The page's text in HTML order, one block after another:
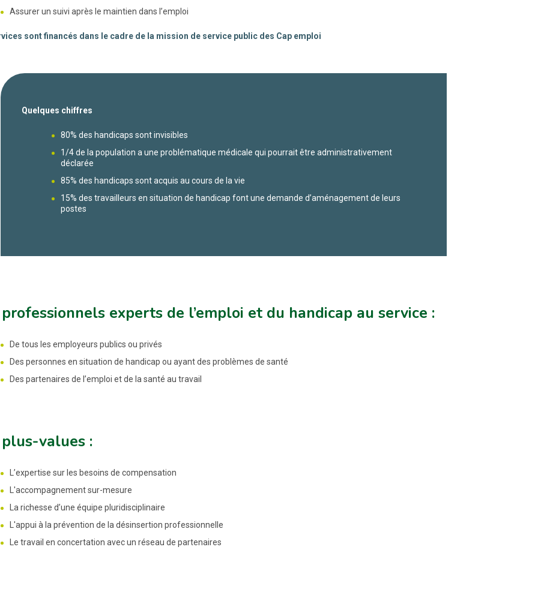
Assurer un suivi après le maintien dans l’emploi
sont financés dans le cadre de la mission de service public des Cap emploi
Quelques chiffres
80% des handicaps sont invisibles
1/4 de la population a une problématique médicale qui pourrait être administrativement
déclarée
85% des handicaps sont acquis au cours de la vie
15% des travailleurs en situation de handicap font une demande d’aménagement de leurs
postes
experts de l’emploi et du handicap au service :
De tous les employeurs publics ou privés
Des personnes en situation de handicap ou ayant des problèmes de santé
Des partenaires de l’emploi et de la santé au travail
values :
L’expertise sur les besoins de compensation
L'accompagnement sur-mesure
La richesse d’une équipe pluridisciplinaire
L'appui à la prévention de la désinsertion professionnelle
Le travail en concertation avec un réseau de partenaires